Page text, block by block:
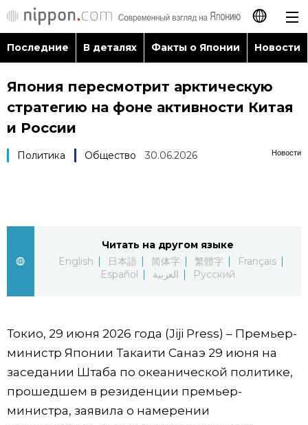
日本語
English
العربية
Последние
Фото/Видео
Разделы
Люди
Популярные статьи
Последние В деталях Факты о Японии Новости
Япония пересмотрит арктическую
стратегию на фоне активности Китая
и России
Новости
Политика Общество 30.06.2026
Читать на другом языке
English
日本語 简体字 繁體字
Français
Español
العربية Русский
Токио, 29 июня 2026 года (Jiji Press) – Премьер-
министр Японии Такаити Санаэ 29 июня на
заседании Штаба по океанической политике,
прошедшем в резиденции премьер-
министра, заявила о намерении